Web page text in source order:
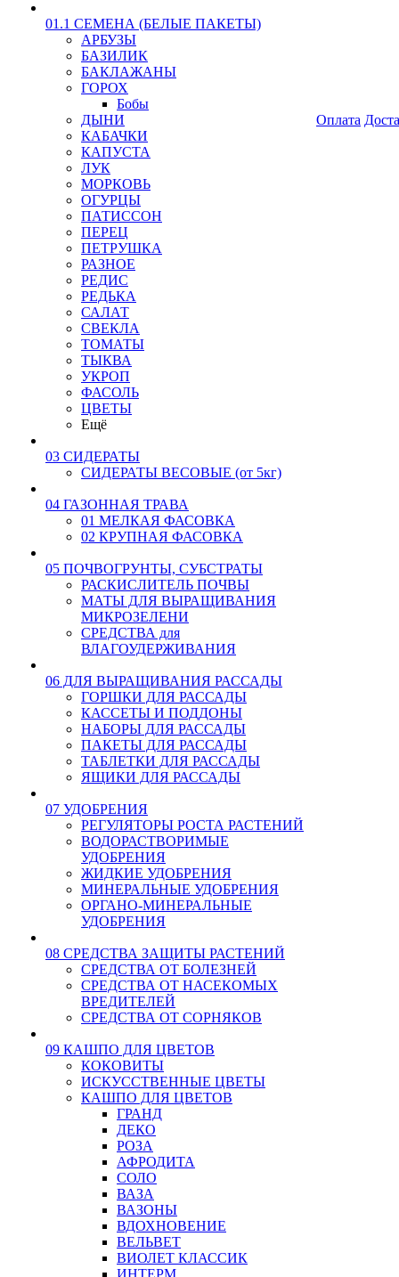
01.1 СЕМЕНА (БЕЛЫЕ ПАКЕТЫ)
АРБУЗЫ
БАЗИЛИК
БАКЛАЖАНЫ
ГОРОХ
Бобы
ДЫНИ
КАБАЧКИ
КАПУСТА
ЛУК
МОРКОВЬ
ОГУРЦЫ
ПАТИССОН
ПЕРЕЦ
ПЕТРУШКА
РАЗНОЕ
РЕДИС
РЕДЬКА
САЛАТ
СВЕКЛА
ТОМАТЫ
ТЫКВА
УКРОП
ФАСОЛЬ
ЦВЕТЫ
Ещё
03 СИДЕРАТЫ
СИДЕРАТЫ ВЕСОВЫЕ (от 5кг)
04 ГАЗОННАЯ ТРАВА
01 МЕЛКАЯ ФАСОВКА
02 КРУПНАЯ ФАСОВКА
05 ПОЧВОГРУНТЫ, СУБСТРАТЫ
РАСКИСЛИТЕЛЬ ПОЧВЫ
МАТЫ ДЛЯ ВЫРАЩИВАНИЯ
МИКРОЗЕЛЕНИ
СРЕДСТВА для
ВЛАГОУДЕРЖИВАНИЯ
06 ДЛЯ ВЫРАЩИВАНИЯ РАССАДЫ
ГОРШКИ ДЛЯ РАССАДЫ
КАССЕТЫ И ПОДДОНЫ
НАБОРЫ ДЛЯ РАССАДЫ
ПАКЕТЫ ДЛЯ РАССАДЫ
ТАБЛЕТКИ ДЛЯ РАССАДЫ
ЯЩИКИ ДЛЯ РАССАДЫ
07 УДОБРЕНИЯ
РЕГУЛЯТОРЫ РОСТА РАСТЕНИЙ
ВОДОРАСТВОРИМЫЕ
УДОБРЕНИЯ
ЖИДКИЕ УДОБРЕНИЯ
МИНЕРАЛЬНЫЕ УДОБРЕНИЯ
ОРГАНО-МИНЕРАЛЬНЫЕ
УДОБРЕНИЯ
08 СРЕДСТВА ЗАЩИТЫ РАСТЕНИЙ
СРЕДСТВА ОТ БОЛЕЗНЕЙ
СРЕДСТВА ОТ НАСЕКОМЫХ
ВРЕДИТЕЛЕЙ
СРЕДСТВА ОТ СОРНЯКОВ
09 КАШПО ДЛЯ ЦВЕТОВ
КОКОВИТЫ
ИСКУССТВЕННЫЕ ЦВЕТЫ
КАШПО ДЛЯ ЦВЕТОВ
ГРАНД
ДЕКО
РОЗА
АФРОДИТА
СОЛО
ВАЗА
ВАЗОНЫ
ВДОХНОВЕНИЕ
ВЕЛЬВЕТ
ВИОЛЕТ КЛАССИК
ИНТЕРМ
Оплата